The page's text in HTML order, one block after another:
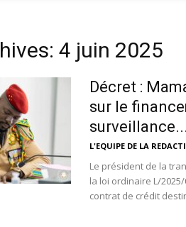
4 juin 2025
Décret :
sur le
surveillance...
L'EQUIPE DE LA
Le président de la
la loi ordinaire L/
contrat de crédit